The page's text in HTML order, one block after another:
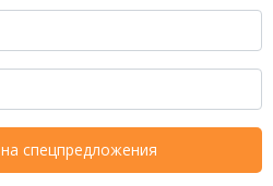
спецпредложения